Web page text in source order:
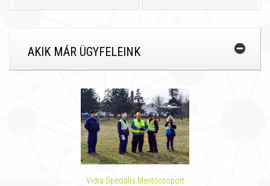
AKIK MÁR ÜGYFELEINK
Vidra Speciális Mentőcsoport